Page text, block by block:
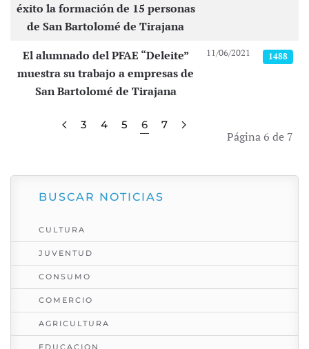
éxito la formación de 15 personas
de San Bartolomé de Tirajana
El alumnado del PFAE “Deleite”
muestra su trabajo a empresas de
San Bartolomé de Tirajana
11/06/2021 1488
Página 6 de 7
3 4 5 6 7
BUSCAR NOTICIAS
CULTURA
JUVENTUD
CONSUMO
COMERCIO
AGRICULTURA